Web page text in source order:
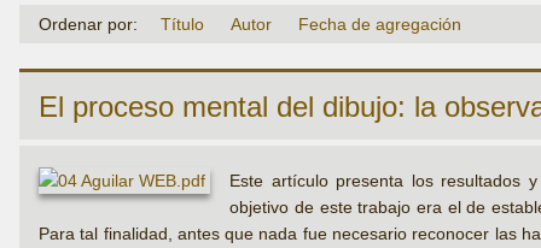
Ordenar por: Título Autor Fecha de agregación
El proceso mental del dibujo: la
Este artículo presenta los resultados
objetivo de este trabajo era el de
Para tal finalidad, antes que nada fue necesario reconocer las